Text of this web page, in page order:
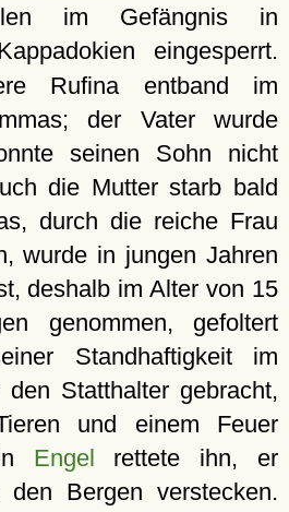
im Gefängnis in
eingesperrt.
Rufina entband im
der Vater wurde
seinen Sohn nicht
die Mutter starb bald
durch die reiche Frau
wurde in jungen Jahren
deshalb im Alter von 15
genommen, gefoltert
Standhaftigkeit im
den Statthalter gebracht,
und einem Feuer
Engel rettete ihn, er
Bergen verstecken.